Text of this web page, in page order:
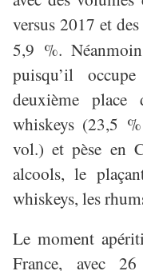
versus 2017 et
5,9 %.
puisqu’il
deuxième place
whiskeys (23,5
vol.) et pèse en
alcools, le
whiskeys, les
Le moment
France, avec